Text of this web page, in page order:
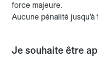
force majeure.
Aucune pénalité jusqu’à
Je souhaite être